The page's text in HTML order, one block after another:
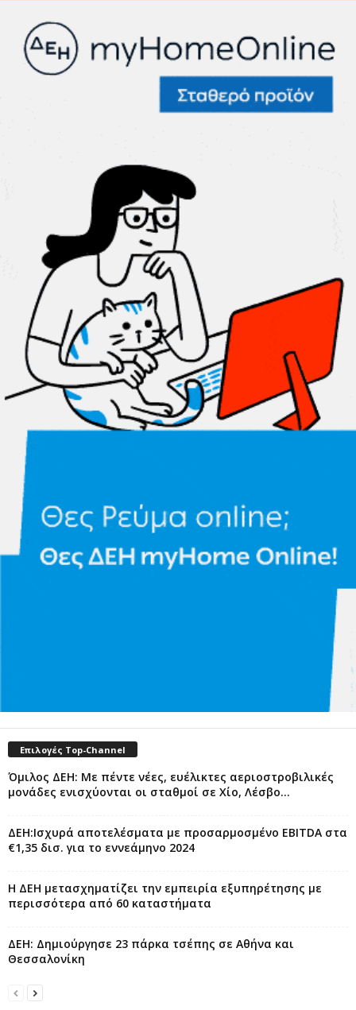
Επιλογές Top-Channel
Όμιλος ΔΕΗ: Με πέντε νέες, ευέλικτες αεριοστροβιλικές
μονάδες ενισχύονται οι σταθμοί σε Χίο, Λέσβο...
ΔΕΗ:Ισχυρά αποτελέσματα με προσαρμοσμένο EBITDA στα
€1,35 δισ. για το εννεάμηνο 2024
Η ΔΕΗ μετασχηματίζει την εμπειρία εξυπηρέτησης με
περισσότερα από 60 καταστήματα
ΔΕΗ: Δημιούργησε 23 πάρκα τσέπης σε Αθήνα και
Θεσσαλονίκη